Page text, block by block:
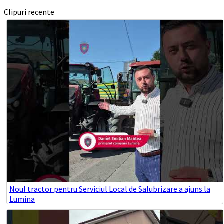
Clipuri recente
Noul tractor pentru Serviciul Local de Salubrizare a ajuns la
Lumina